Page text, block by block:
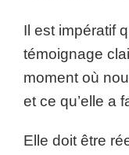
Il est impératif
témoignage
moment où
et ce qu’elle a
Elle doit être